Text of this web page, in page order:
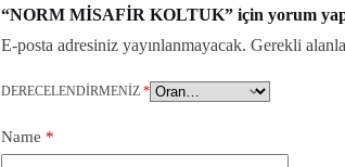
“NORM MİSAFİR KOLTUK” için yorum
E-posta adresiniz yayınlanmayacak. Gerekli
DERECELENDIRMENIZ *
Name *